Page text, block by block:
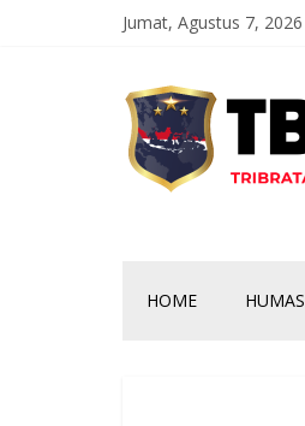
Jumat, Agustus 7, 2026
HOME HUMAS